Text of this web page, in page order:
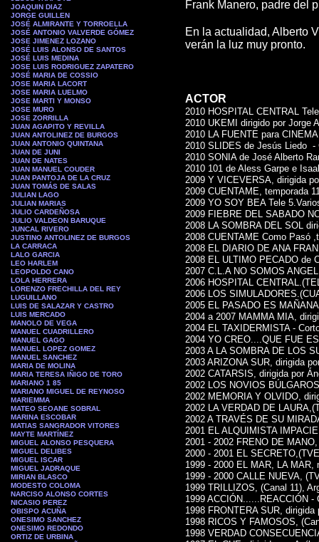
JOAQUIN DIAZ
JORGE GUILLEN
JOSÉ ALMIRANTE Y TORROELLA
JOSÉ ANTONIO VALVERDE GÓMEZ
JOSE JIMENEZ LOZANO
JOSÉ LUIS ALONSO DE SANTOS
JOSÉ LUIS MEDINA
JOSE LUIS RODRIGUEZ ZAPATERO
JOSÉ MARIA DE COSSIO
JOSE MARIA LACORT
JOSE MARIA LUELMO
JOSE MARTI Y MONSO
JOSE MURO
JOSE ZORRILLA
JUAN AGAPITO Y REVILLA
JUAN ANTOLINEZ DE BURGOS
JUAN ANTONIO QUINTANA
JUAN DE JUNI
JUAN DE NATES
JUAN MANUEL COUDER
JUAN PANTOJA DE LA CRUZ
JUAN TOMÁS DE SALAS
JULIAN LAGO
JULIAN MARIAS
JULIO CARDEÑOSA
JULIO VALDEON BARUQUE
JUNCAL RIVERO
JUSTINO ANTOLINEZ DE BURGOS
LA CARRACA
LALO GARCIA
LEO HARLEM
LEOPOLDO CANO
LOLA HERRERA
LORENZO FRECHILLA DEL REY
LUGUILLANO
LUIS DE SALAZAR Y CASTRO
LUIS MERCADO
MANOLO DE VEGA
MANUEL CUADRILLERO
MANUEL GAGO
MANUEL LOPEZ GOMEZ
MANUEL SANCHEZ
MARIA DE MOLINA
MARIA TERESA IÑIGO DE TORO
MARIANO 1 85
MARIANO MIGUEL DE REYNOSO
MARIEMMA
MATEO SEOANE SOBRAL
MARINA ESCOBAR
MATIAS SANGRADOR VITORES
MAYTE MARTÍNEZ
MIGUEL ALONSO PESQUERA
MIGUEL DELIBES
MIGUEL ISCAR
MIGUEL JADRAQUE
MIRIAN BLASCO
MODESTO COLOMA
NARCISO ALONSO CORTES
NICASIO PEREZ
OBISPO ACUÑA
ONESIMO SANCHEZ
ONESIMO REDONDO
ORTIZ DE URBINA
Frank Manero, padre del
En la actualidad, Alberto
verán la luz muy pronto.
ACTOR
2010 HOSPITAL CENTRAL
2010 UKEMI dirigido por Jorge
2010 LA FUENTE para
2010 SLIDES de Jesús Liedo -
2010 SONIA de José Alberto
2010 101 de Aless Garpe e
2009 Y VICEVERSA, dirigida
2009 CUENTAME, temporada
2009 YO SOY BEA Tele
2009 FIEBRE DEL SABADO
2008 LA SOMBRA DEL SOL
2008 CUENTAME Como Pasó
2008 EL DIARIO DE ANA
2008 EL ULTIMO PECADO de
2007 C.L.A NO SOMOS
2006 HOSPITAL
2006 LOS
2005 EL PASADO ES
2004 a 2007 MAMMA MIA,
2004 EL TAXIDERMISTA -
2004 YO CREO....QUE FUE
2003 A LA SOMBRA DE LOS
2003 ARIZONA SUR, dirigida
2002 CATARSIS, dirigida por
2002 LOS NOVIOS
2002 MEMORIA Y OLVIDO,
2002 LA VERDAD DE
2002 A TRAVÉS DE SU
2001 EL ALQUIMISTA
2001 - 2002 FRENO DE
2000 - 2001 EL
1999 - 2000 EL MAR, LA
1999 - 2000 CALLE NUEVA,
1999 TRILLIZOS, (Canal 11),
1999 ACCIÓN......REACCIÓN -
1998 FRONTERA SUR,
1998 RICOS Y FAMOSOS,
1998 VERDAD